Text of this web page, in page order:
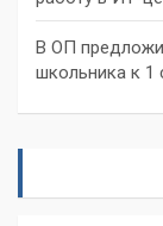
В ОП
школьника к 1